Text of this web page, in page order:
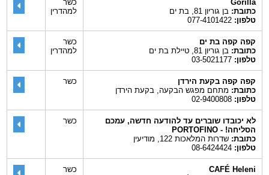
Gorilla
כתובת:בן גוריון 81, בת ים
טלפון:077-4101422
כשר
למהדרין
קפה קפה בת ים
כתובת:בן גוריון 81, טיילת בת ים
טלפון:03-5021177
כשר
למהדרין
קפה קפה בקעת הירדן
כתובת:מתחם מפגש הבקעה, בקעת הירדן
טלפון:02-9400808
כשר
לא יכובדו שוברים עד להודעה חדשה, עמכם
הסליחה! - PORTOFINO
כתובת:שדרות המלאכות 122, מודיעין
טלפון:08-6424424
כשר
CAFÉ Heleni
כשר